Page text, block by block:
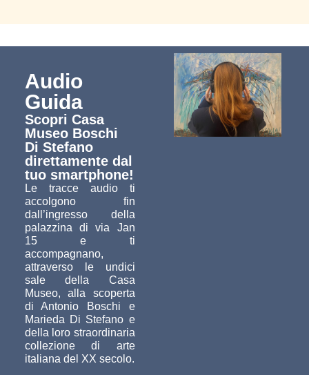
Audio
Guida
Scopri Casa
Museo Boschi
Di Stefano
direttamente dal
tuo smartphone!
Le tracce audio ti
accolgono fin
dall’ingresso della
palazzina di via Jan
15 e ti
accompagnano,
attraverso le undici
sale della Casa
Museo, alla scoperta
di Antonio Boschi e
Marieda Di Stefano e
della loro straordinaria
collezione di arte
italiana del XX secolo.